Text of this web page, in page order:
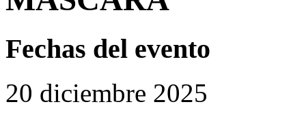
Fechas del evento
20 diciembre 2025